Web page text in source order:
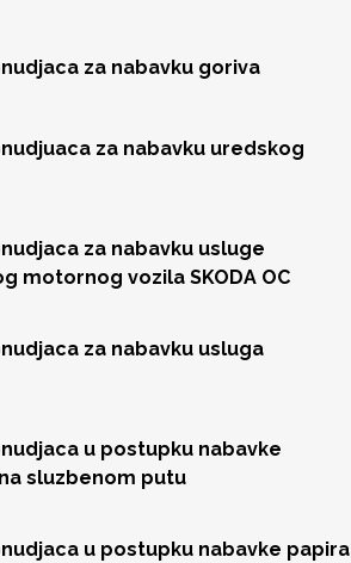
za nabavku goriva
za nabavku uredskog
za nabavku usluge
motornog vozila SKODA OC
za nabavku usluga
u postupku nabavke
sluzbenom putu
u postupku nabavke papira